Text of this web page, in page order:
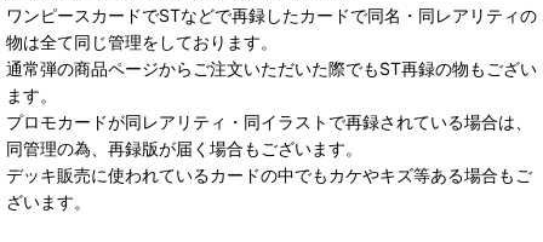
ワンピースカードでSTなどで再録したカードで同名・同レアリティの
物は全て同じ管理をしております。
通常弾の商品ページからご注文いただいた際でもST再録の物もござい
ます。
プロモカードが同レアリティ・同イラストで再録されている場合は、
同管理の為、再録版が届く場合もございます。
デッキ販売に使われているカードの中でもカケやキズ等ある場合もご
ざいます。